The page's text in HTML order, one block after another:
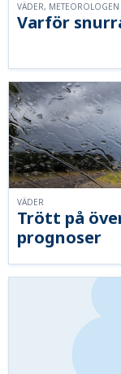
Varför
VÄDER, METEOROLOGEN
Trött på
prognoser
VÄDER